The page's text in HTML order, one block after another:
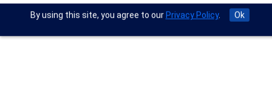
By using this site, you agree to ourPrivacy Policy. Ok